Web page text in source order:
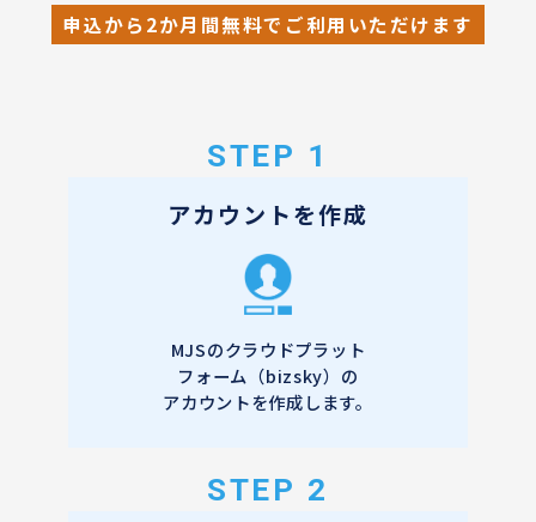
申込から2か月間無料でご利用いただけます
STEP 1
アカウントを作成
MJSのクラウドプラット
フォーム（bizsky）の
アカウントを作成します。
STEP 2